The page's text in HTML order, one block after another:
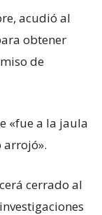
acudió al
obtener
de
«fue a la jaula
arrojó».
cerrado al